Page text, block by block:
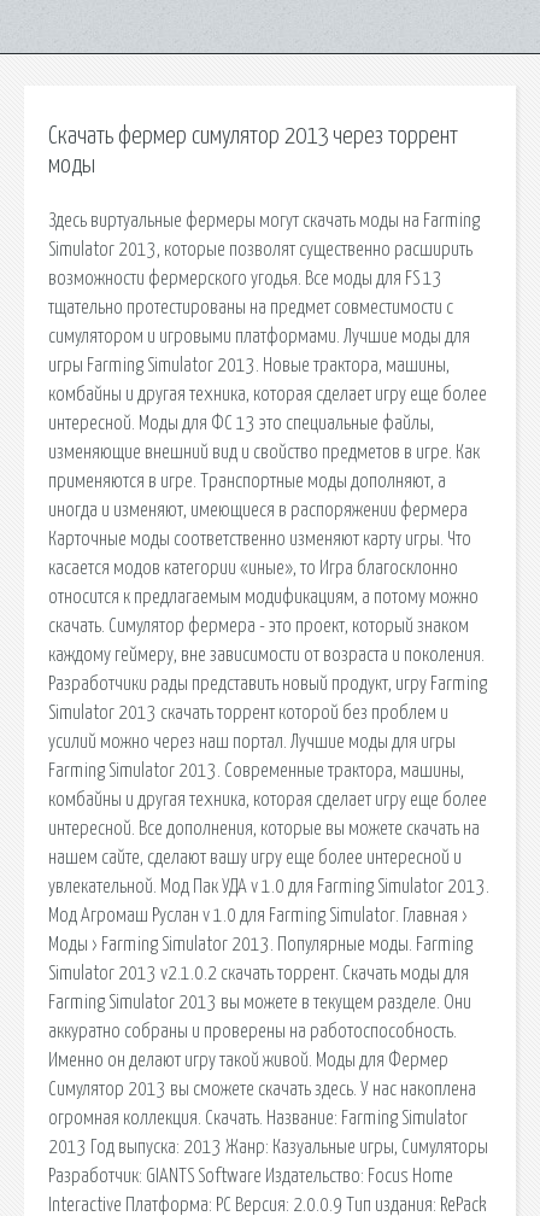
Скачать фермер симулятор 2013 через торрент
моды
Здесь виртуальные фермеры могут скачать моды на Farming
Simulator 2013, которые позволят существенно расширить
возможности фермерского угодья. Все моды для FS 13
тщательно протестированы на предмет совместимости с
симулятором и игровыми платформами. Лучшие моды для
игры Farming Simulator 2013. Новые трактора, машины,
комбайны и другая техника, которая сделает игру еще более
интересной. Моды для ФС 13 это специальные файлы,
изменяющие внешний вид и свойство предметов в игре. Как
применяются в игре. Транспортные моды дополняют, а
иногда и изменяют, имеющиеся в распоряжении фермера
Карточные моды соответственно изменяют карту игры. Что
касается модов категории «иные», то Игра благосклонно
относится к предлагаемым модификациям, а потому можно
скачать. Симулятор фермера - это проект, который знаком
каждому геймеру, вне зависимости от возраста и поколения.
Разработчики рады представить новый продукт, игру Farming
Simulator 2013 скачать торрент которой без проблем и
усилий можно через наш портал. Лучшие моды для игры
Farming Simulator 2013. Современные трактора, машины,
комбайны и другая техника, которая сделает игру еще более
интересной. Все дополнения, которые вы можете скачать на
нашем сайте, сделают вашу игру еще более интересной и
увлекательной. Мод Пак УДА v 1.0 для Farming Simulator 2013.
Мод Агромаш Руслан v 1.0 для Farming Simulator. Главная ›
Моды › Farming Simulator 2013. Популярные моды. Farming
Simulator 2013 v2.1.0.2 скачать торрент. Скачать моды для
Farming Simulator 2013 вы можете в текущем разделе. Они
аккуратно собраны и проверены на работоспособность.
Именно он делают игру такой живой. Моды для Фермер
Симулятор 2013 вы сможете скачать здесь. У нас накоплена
огромная коллекция. Скачать. Название: Farming Simulator
2013 Год выпуска: 2013 Жанр: Казуальные игры, Симуляторы
Разработчик: GIANTS Software Издательство: Focus Home
Interactive Платформа: PC Версия: 2.0.0.9 Тип издания: RePack